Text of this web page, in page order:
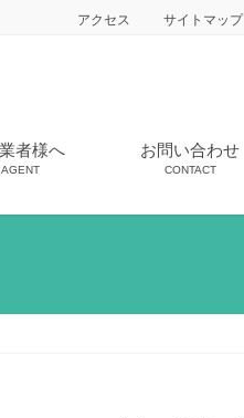
アクセス サイトマップ
者様へ お問い合わせ
CONTACT